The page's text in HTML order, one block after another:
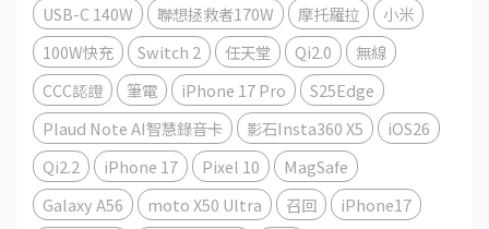
USB-C 140W
聯想拯救者170W 摩托羅拉
小米
100W快充
Switch 2 任天堂 Qi2.0
無線
CCC認證
筆電 iPhone 17 Pro
S25Edge
Plaud Note AI智慧錄音卡
影石Insta360 X5
iOS26
Qi2.2
iPhone 17 Pixel 10
MagSafe
Galaxy A56
moto X50 Ultra 召回
iPhone17